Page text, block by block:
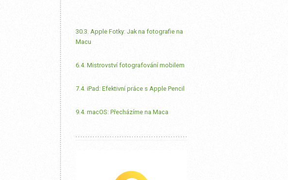
30.3. Apple Fotky: Jak na fotografie na
Macu
6.4. Mistrovství fotografování mobilem
7.4. iPad: Efektivní práce s Apple Pencil
9.4. macOS: Přecházíme na Maca